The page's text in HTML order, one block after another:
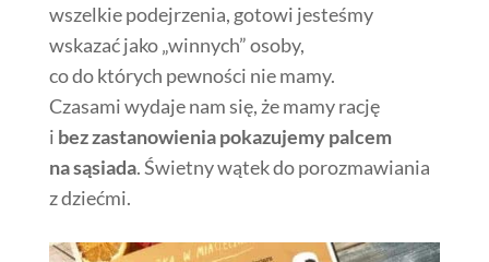
wszelkie podejrzenia, gotowi jesteśmy
wskazać jako „winnych” osoby,
co do których pewności nie mamy.
Czasami wydaje nam się, że mamy rację
i bez zastanowienia pokazujemy palcem
na sąsiada. Świetny wątek do porozmawiania
z dziećmi.